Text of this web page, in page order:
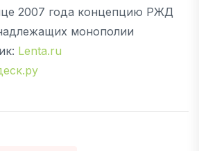
2007 года концепцию РЖД
монополии
Lenta.ru